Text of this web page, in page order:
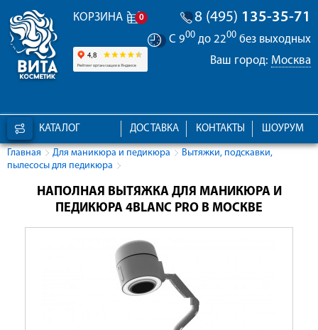
КОРЗИНА 0 8 (495) 135-35-71
С 900 до 2200 без выходных
Ваш город: Москва
КАТАЛОГ ШОУРУМ
КОНТАКТЫ
ДОСТАВКА
Главная Для маникюра и педикюра
Вытяжки, подскавки,
пылесосы для педикюра
НАПОЛНАЯ ВЫТЯЖКА ДЛЯ МАНИКЮРА И
ПЕДИКЮРА 4BLANC PRO В МОСКВЕ